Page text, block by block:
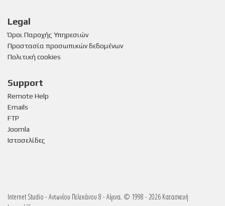
Legal
Όροι Παροχής Υπηρεσιών
Προστασία προσωπικών δεδομένων
Πολιτική cookies
Support
Remote Help
Emails
FTP
Joomla
Ιστοσελίδες
Internet Studio - Αντωνίου Πελεκάνου 8 - Αίγινα. © 1998 - 2026 Κατασκευή